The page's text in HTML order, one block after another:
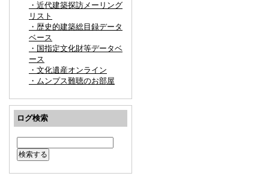
・近代建築探訪メーリング
リスト
・歴史的建築総目録データ
ベース
・国指定文化財等データベ
ース
・文化遺産オンライン
・ムンプス難聴のお部屋
ログ検索